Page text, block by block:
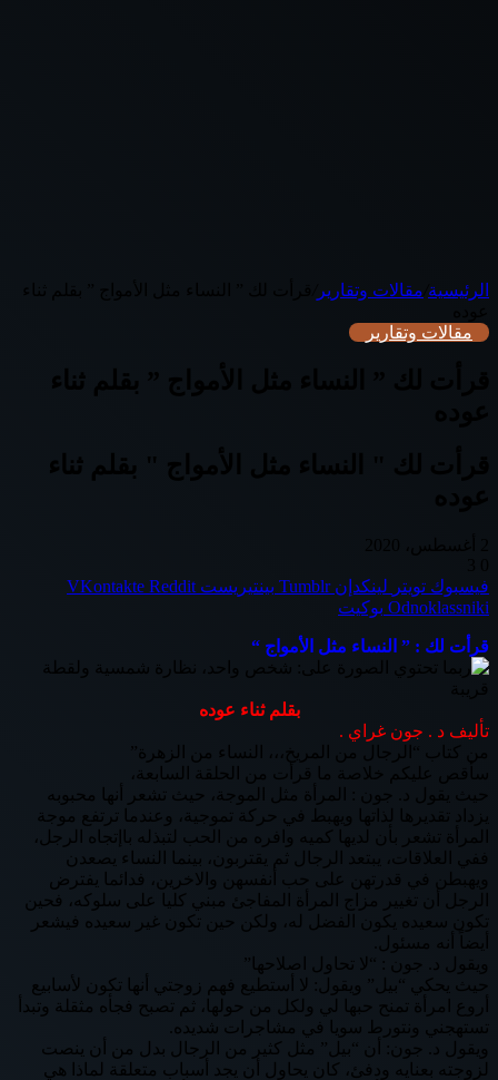
الرئيسية مقالات وتقارير
مقالات وتقارير
قرأت لك " النساء مثل الأمواج " بقلم ثناء
فيسبوك تويتر لينكدإن بينتيريست
Odnoklassniki بوكيت
قرأت لك : ” النساء مثل الأمواج “
بقلم ثناء عوده
تأليف د . جون غراي .
من كتاب “الرجال من المريخ،،، النساء من الزهرة”
سأقص عليكم خلاصة ما قرأت من الحلقة السابعة،
حيث يقول د. جون : المرأة مثل الموجة، حيث تشعر أنها محبوبه
يزداد تقديرها لذاتها ويهبط في حركة تموجية، وعندما ترتفع موجة
المرأة تشعر بأن لديها كميه وافره من الحب لتبذله باإتجاه الرجل،
ففي العلاقات، يبتعد الرجال ثم يقتربون، بينما النساء يصعدن
ويهبطن في قدرتهن على حب أنفسهن والاخرين، فدائما يفترض
الرجل أن تغيير مزاج المرأة المفاجئ مبني كليا على سلوكه، فحين
تكون سعيده يكون الفضل له، ولكن حين تكون غير سعيده فيشعر
أيضاً أنه مسئول.
ويقول د. جون : “لا تحاول اصلاحها”
حيث يحكي “بيل” ويقول: لا أستطيع فهم زوجتي أنها تكون لأسابيع
أروع امرأة تمنح حبها لي ولكل من حولها، ثم تصبح فجأه مثقلة وتبدأ
تستهجني ونتورط سويا في مشاجرات شديده.
ويقول د. جون: أن “بيل” مثل كثير من الرجال بدل من أن ينصت
لزوجته بعنايه ودفئ، كان يحاول أن يجد أسباب متعلقة لماذا هي